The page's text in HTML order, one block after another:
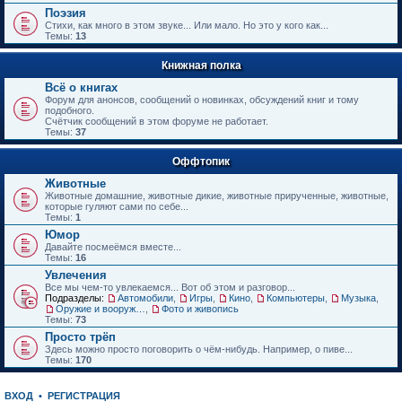
е
н
и
ю
Поэзия
Стихи, как много в этом звуке... Или мало. Но это у кого как...
Темы: 13
Книжная полка
Всё о книгах
Форум для анонсов, сообщений о новинках, обсуждений книг и тому
подобного.
Счётчик сообщений в этом форуме не работает.
Темы: 37
Оффтопик
Животные
Животные домашние, животные дикие, животные прирученные, животные,
которые гуляют сами по себе...
Темы: 1
Юмор
Давайте посмеёмся вместе...
Темы: 16
Увлечения
Все мы чем-то увлекаемся... Вот об этом и разговор...
Подразделы:
Автомобили Игры Кино Компьютеры Музыка
Фото и живопись
Темы: 73
Просто трёп
Здесь можно просто поговорить о чём-нибудь. Например, о пиве...
Темы: 170
ВХОД • РЕГИСТРАЦИЯ